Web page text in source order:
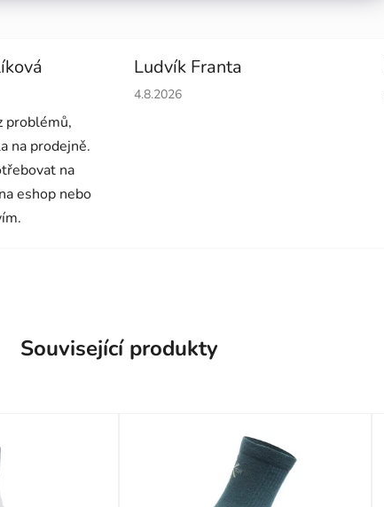
je 5 z 5 hvězdiček.
problémů,
na prodejně.
na
eshop nebo
Ludvík Franta
Hodnocení obchodu je 5 z 5 hvězdiček.
4.8.2026
Související produkty